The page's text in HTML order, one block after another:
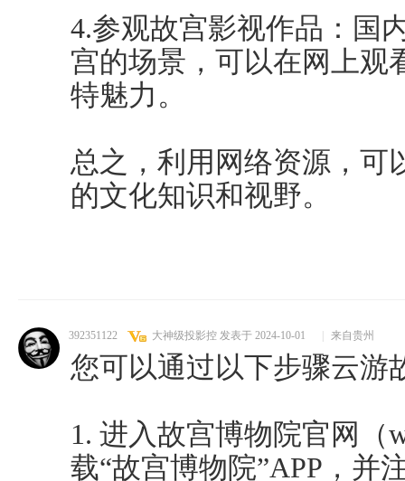
4.参观故宫影视作品：国
宫的场景，可以在网上观
特魅力。
总之，利用网络资源，可
的文化知识和视野。
392351122 大神级投影控 发表于 2024-10-01 来自贵州
您可以通过以下步骤云游
1. 进入故宫博物院官网（
载“故宫博物院”APP，并